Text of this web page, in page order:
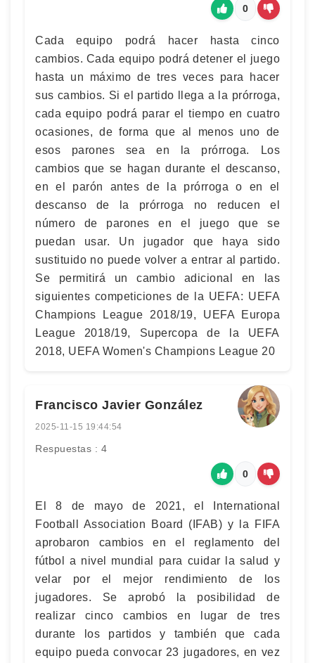
0
Cada equipo podrá hacer hasta cinco
cambios. Cada equipo podrá detener el juego
hasta un máximo de tres veces para hacer
sus cambios. Si el partido llega a la prórroga,
cada equipo podrá parar el tiempo en cuatro
ocasiones, de forma que al menos uno de
esos parones sea en la prórroga. Los
cambios que se hagan durante el descanso,
en el parón antes de la prórroga o en el
descanso de la prórroga no reducen el
número de parones en el juego que se
puedan usar. Un jugador que haya sido
sustituido no puede volver a entrar al partido.
Se permitirá un cambio adicional en las
siguientes competiciones de la UEFA: UEFA
Champions League 2018/19, UEFA Europa
League 2018/19, Supercopa de la UEFA
2018, UEFA Women's Champions League 20
Francisco Javier González
2025-11-15 19:44:54
Respuestas : 4
0
El 8 de mayo de 2021, el International
Football Association Board (IFAB) y la FIFA
aprobaron cambios en el reglamento del
fútbol a nivel mundial para cuidar la salud y
velar por el mejor rendimiento de los
jugadores. Se aprobó la posibilidad de
realizar cinco cambios en lugar de tres
durante los partidos y también que cada
equipo pueda convocar 23 jugadores, en vez